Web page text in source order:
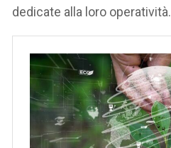
dedicate alla loro operatività.